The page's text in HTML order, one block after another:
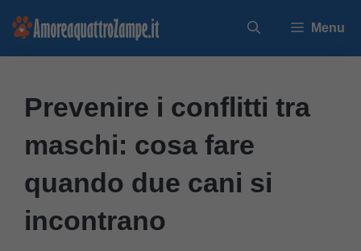
Vai
Menu
Prevenire i conflitti tra
maschi: cosa fare
quando due cani si
incontrano